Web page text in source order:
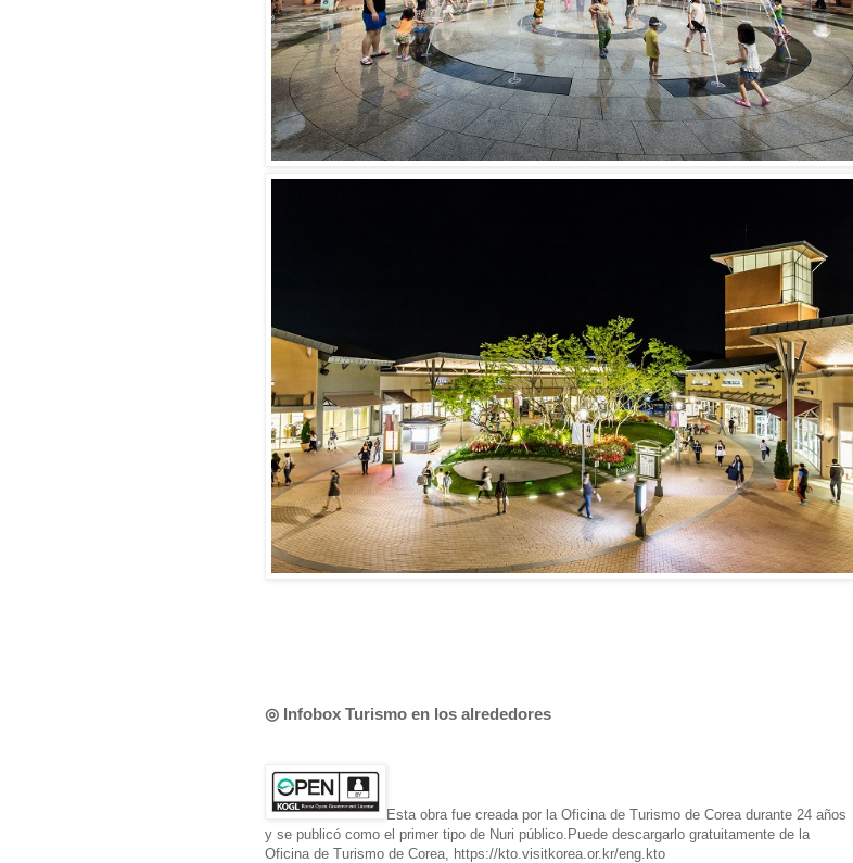
◎ Infobox Turismo en los alrededores
Esta obra fue creada por la Oficina de Turismo de Corea durante 24 años
y se publicó como el primer tipo de Nuri público.Puede descargarlo gratuitamente de la
Oficina de Turismo de Corea, https://kto.visitkorea.or.kr/eng.kto